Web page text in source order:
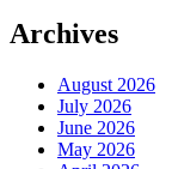
Archives
August 2026
July 2026
June 2026
May 2026